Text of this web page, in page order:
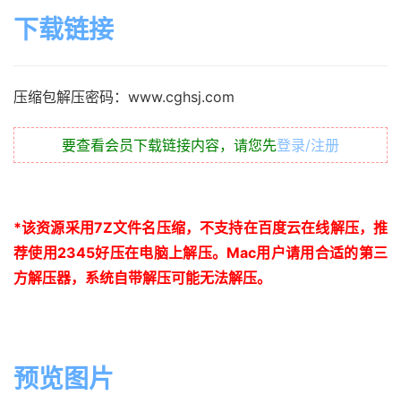
下载链接
压缩包解压密码：www.cghsj.com
要查看会员下载链接内容，请您先登录/注册
*该资源采用7Z文件名压缩，不支持在百度云在线解压，推
荐使用2345好压在电脑上解压。 Mac用户请用合适的第三
方解压器，系统自带解压可能无法解压。
预览图片